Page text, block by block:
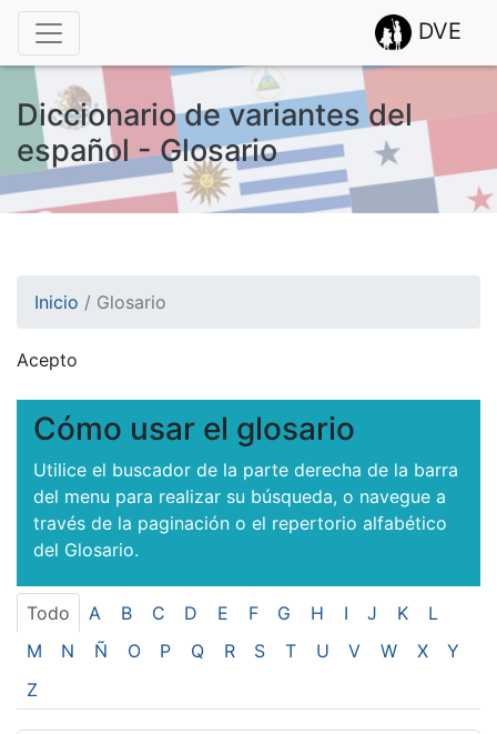
DVE
Diccionario de variantes del
español - Glosario
Inicio / Glosario
Acepto
Esto nos ayuda a recolectar estadísticas de las visitas.
Cómo usar el glosario
Utilice el buscador de la parte derecha de la barra
del menu para realizar su búsqueda, o navegue a
través de la paginación o el repertorio alfabético
del Glosario.
Todo A B C D E F G H I J K
L
M
N Ñ O P Q R S T U V W X
Y
Z